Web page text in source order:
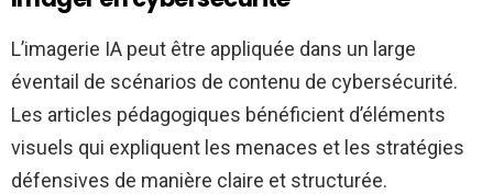
L’imagerie IA peut être appliquée dans un large
éventail de scénarios de contenu de cybersécurité.
Les articles pédagogiques bénéficient d’éléments
visuels qui expliquent les menaces et les stratégies
défensives de manière claire et structurée.